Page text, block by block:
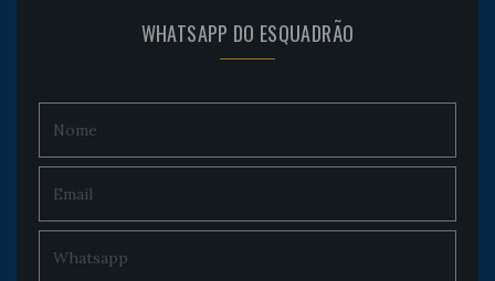
WHATSAPP DO ESQUADRÃO